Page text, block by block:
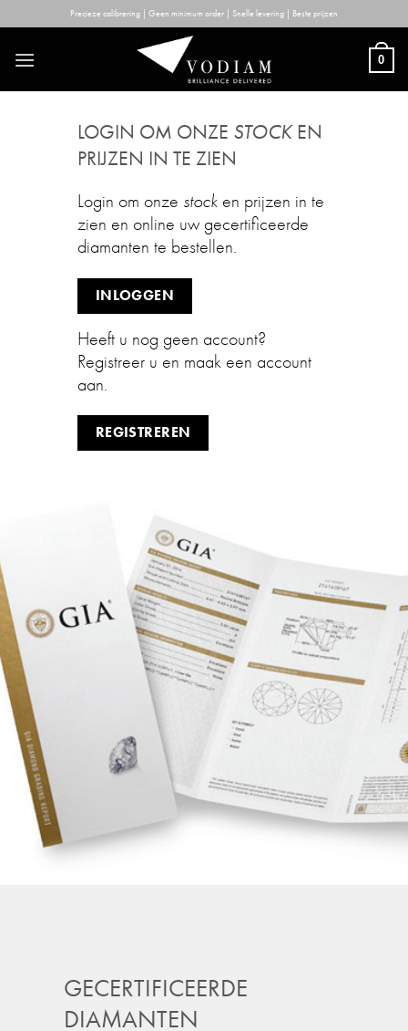
to
content
Precieze calibrering | Geen minimum order | Snelle levering | Beste prijzen
0
LOGIN OM ONZE STOCKEN
PRIJZEN IN TE ZIEN
Login om onze stock en prijzen in te
zien en online uw gecertificeerde
diamanten te bestellen.
INLOGGEN
Heeft u nog geen account?
Registreer u en maak een account
aan.
REGISTREREN
GECERTIFICEERDE
DIAMANTEN